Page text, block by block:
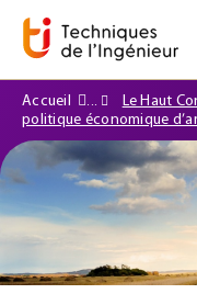
Accueil
Le Haut
politique économique